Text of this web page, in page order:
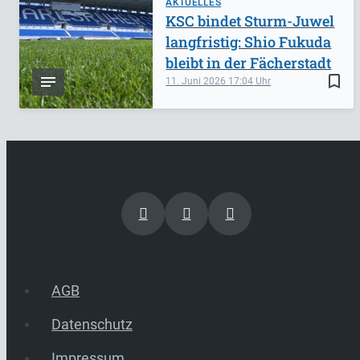
bookmark_border
11. Juni 2026 17:04
KSC bindet Sturm-Juwel
langfristig: Shio Fukuda
bleibt in der Fächerstadt
AGB
Datenschutz